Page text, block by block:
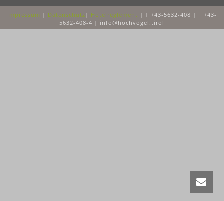
Impressum | Datenschutz | Hotelreglement | T +43-5632-408 | F +43-
5632-408-4 | info@hochvogel.tirol